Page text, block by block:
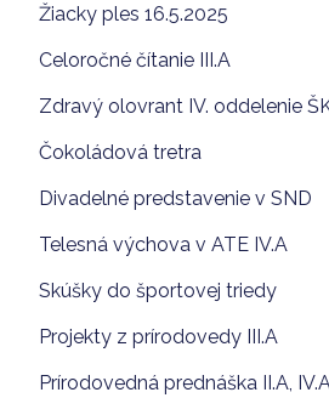
Žiacky ples 16.5.2025
Celoročné čítanie III.A
Zdravý olovrant IV. oddelenie
Čokoládová tretra
Divadelné predstavenie v SND
Telesná výchova v ATE IV.A
Skúšky do športovej triedy
Projekty z prírodovedy III.A
Prírodovedná prednáška II.A,